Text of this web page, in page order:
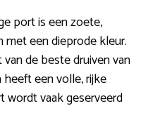
port is een zoete,
een dieprode kleur.
de beste druiven van
heeft een volle, rijke
wordt vaak geserveerd